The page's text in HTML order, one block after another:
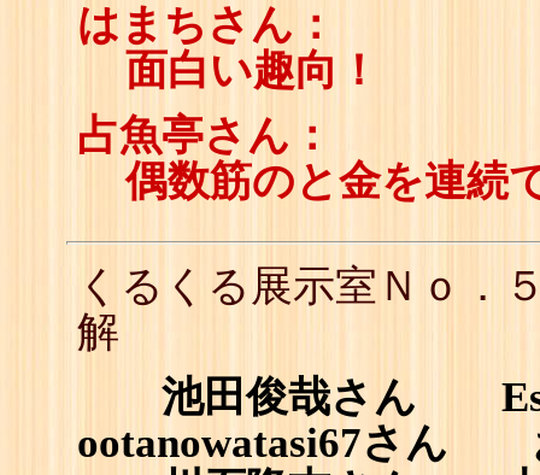
はまちさん：
面白い趣向！
占魚亭さん：
偶数筋のと金を連続
くるくる展示室Ｎｏ
解
池田俊哉さん
ootanowatasi67さん